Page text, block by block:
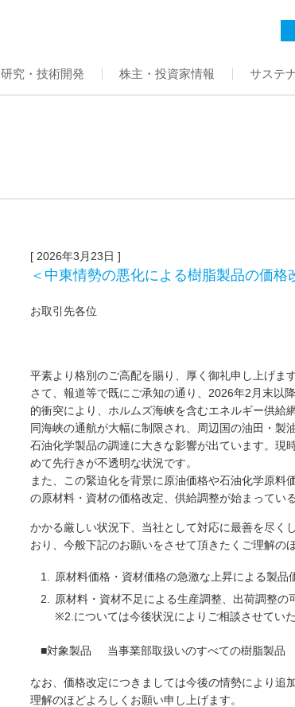
研究・技術開発 株主・投資家情報 サステ
[ 2026年3月23日 ]
＜中東情勢の悪化による樹脂製品の価格
お取引先各位
平素より格別のご高配を賜り、厚く御礼申し上げます
さて、報道等で既にご承知の通り、2026年2月末以
的衝突により、ホルムズ海峡を含むエネルギー供給
同海峡の通航が大幅に制限され、周辺国の油田・製
石油化学製品の調達に大きな影響が出ています。現
めて先行きが不透明な状況です。
また、この緊迫化を背景に原油価格や石油化学原料
の原材料・資材の価格改定、供給調整が始まってい
かかる厳しい状況下、当社として対応に最善を尽く
おり、今般下記のお願いをさせて頂きたくご理解の
1.
原材料価格・資材価格の急激な上昇による製品
2.
原材料・資材不足による生産調整、出荷調整の
※2.については今後状況によりご相談させてい
■対象製品 当事業部取扱いのすべての樹脂製品
なお、価格改定につきましては今後の情勢により追
理解のほどよろしくお願い申し上げます。